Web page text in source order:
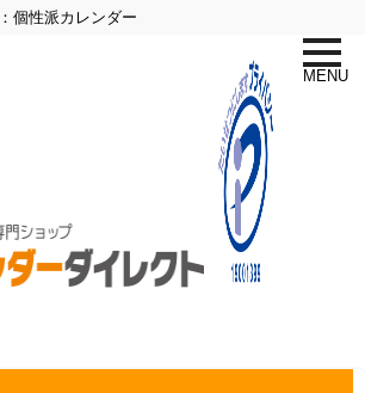
個性派カレンダー
toggle
MENU